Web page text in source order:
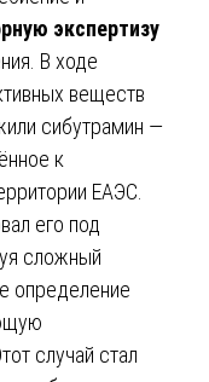
экспертизу
В ходе
веществ
сибутрамин —
к
ЕАЭС.
его под
сложный
определение
случай стал